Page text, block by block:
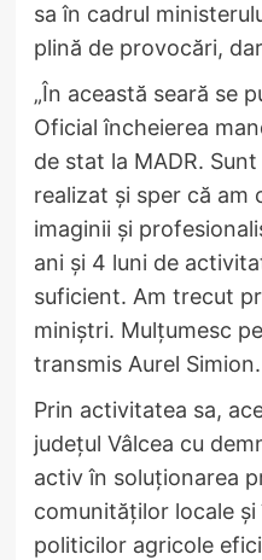
sa în cadrul
plină de provocări,
„În această seară se
Oficial încheierea
de stat la MADR.
realizat și sper că am
imaginii și
ani și 4 luni de
suficient. Am trecut
miniștri. Mulțumesc
transmis Aurel Simion.
Prin activitatea sa,
județul Vâlcea cu
activ în soluționarea
comunităților locale
politicilor agricole